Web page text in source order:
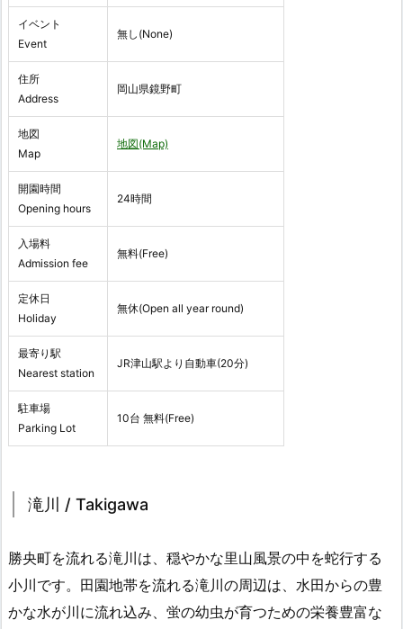
イベント
Event
無し(None)
住所
Address
岡山県鏡野町
地図
Map
地図(Map)
開園時間
Opening hours
24時間
入場料
Admission fee
無料(Free)
定休日
Holiday
無休(Open all year round)
最寄り駅
Nearest station
JR津山駅より自動車(20分)
駐車場
Parking Lot
10台 無料(Free)
滝川 / Takigawa
勝央町を流れる滝川は、穏やかな里山風景の中を蛇行する
小川です。田園地帯を流れる滝川の周辺は、水田からの豊
かな水が川に流れ込み、蛍の幼虫が育つための栄養豊富な